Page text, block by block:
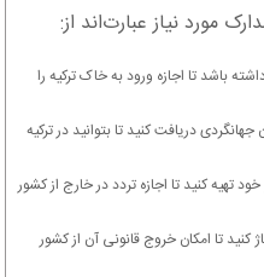
مورد نیاز عبارت‌اند از:
۶ ماه اعتبار داشته باشد تا اجازه ورود به خاک ترکیه را
جهانگردی دریافت کنید تا بتوانید در ترکیه
تهیه کنید تا اجازه تردد در خارج از کشور
کنید تا امکان خروج قانونی آن از کشور